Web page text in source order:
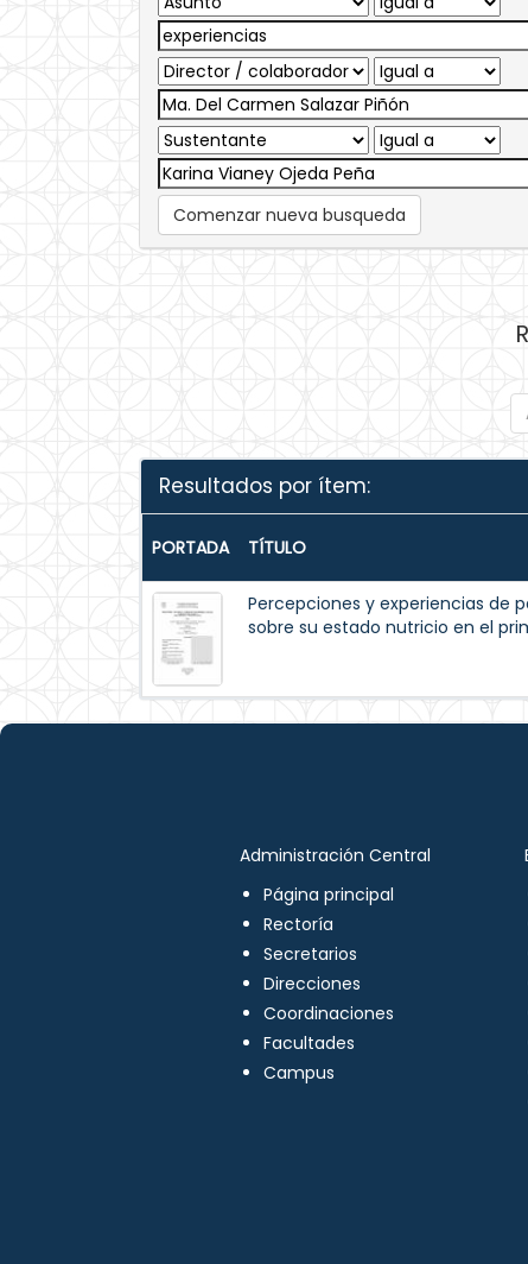
Comenzar nueva busqueda
Resultados por ítem:
PORTADA TÍTULO
Percepciones y experiencias de
sobre su estado nutricio en el
Administración Central
Página principal
Rectoría
Secretarios
Direcciones
Coordinaciones
Facultades
Campus